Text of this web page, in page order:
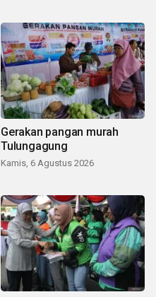
Gerakan pangan murah
Tulungagung
Kamis, 6 Agustus 2026